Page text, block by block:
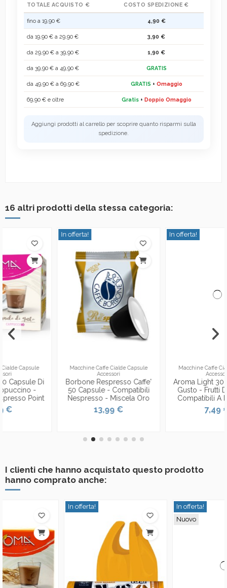
TOTALE ACQUISTO € COSTO SPEDIZIONE €
fino a 19,90 € 4,90 €
da 19,90 € a 29,90 € 3,90 €
da 29,90 € a 39,90 € 1,90 €
da 39,90 € a 49,90 € GRATIS
da 49,90 € a 69,90 € GRATIS + Omaggio
69,90 € e oltre Gratis+ Doppio Omaggio
Aggiungi prodotti al carrello per scoprire quanto risparmi sulla
spedizione.
16 altri prodotti della stessa categoria:
Macchine Caffe Cialde Capsule
Borbone Respresso Caffe'
50 Capsule - Compatibili
Nespresso - Miscela Oro
Macchine Caffe Cialde Capsule
Aroma Light 30 Capsule Di
Gusto - Frutti Di Bosco -
Compatibili A Modo Mio
I clienti che hanno acquistato questo prodotto
hanno comprato anche:
Nuovo